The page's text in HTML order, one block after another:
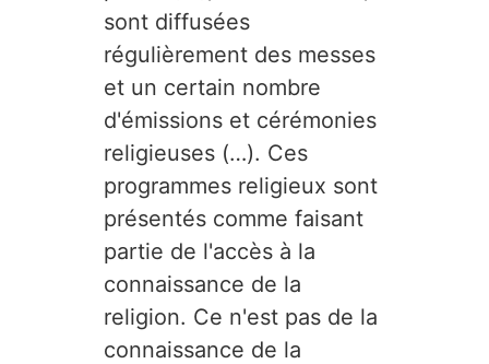
sont diffusées
régulièrement des messes
et un certain nombre
d'émissions et cérémonies
religieuses (…). Ces
programmes religieux sont
présentés comme faisant
partie de l'accès à la
connaissance de la
religion. Ce n'est pas de la
connaissance de la